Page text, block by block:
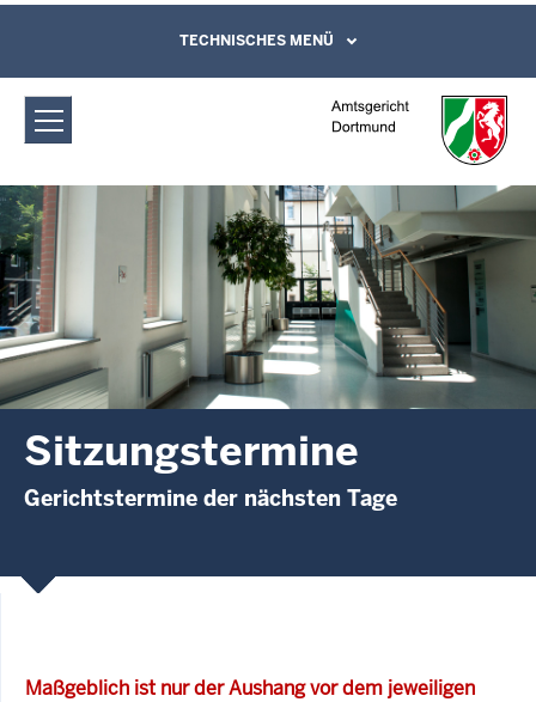
Amtsgericht Dortmund:
Sitzungstermine
Direkt zum Inhalt
Leichte Sprache, Gebärdensprachenvideo
und Kontaktformular
TECHNISCHES MENÜ
Sitzungstermine
Gerichtstermine der nächsten Tage
Maßgeblich ist nur der Aushang vor dem jeweiligen